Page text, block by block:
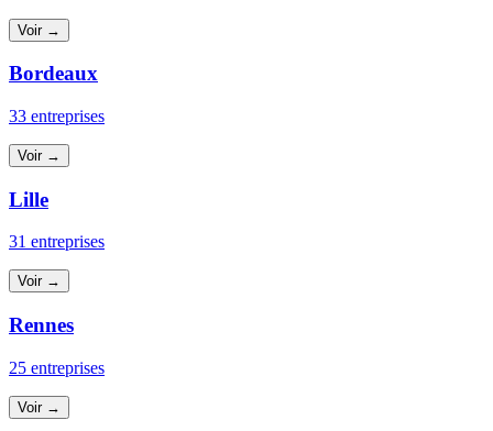
Voir →
Bordeaux
33 entreprises
Voir →
Lille
31 entreprises
Voir →
Rennes
25 entreprises
Voir →